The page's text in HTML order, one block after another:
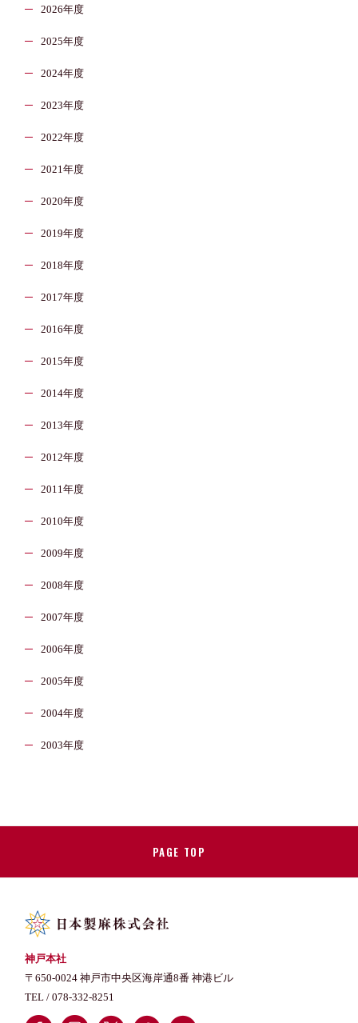
2026年度
2025年度
2024年度
2023年度
2022年度
2021年度
2020年度
2019年度
2018年度
2017年度
2016年度
2015年度
2014年度
2013年度
2012年度
2011年度
2010年度
2009年度
2008年度
2007年度
2006年度
2005年度
2004年度
2003年度
PAGE TOP
神戸本社
〒650-0024 神戸市中央区海岸通8番 神港ビル
TEL /078-332-8251